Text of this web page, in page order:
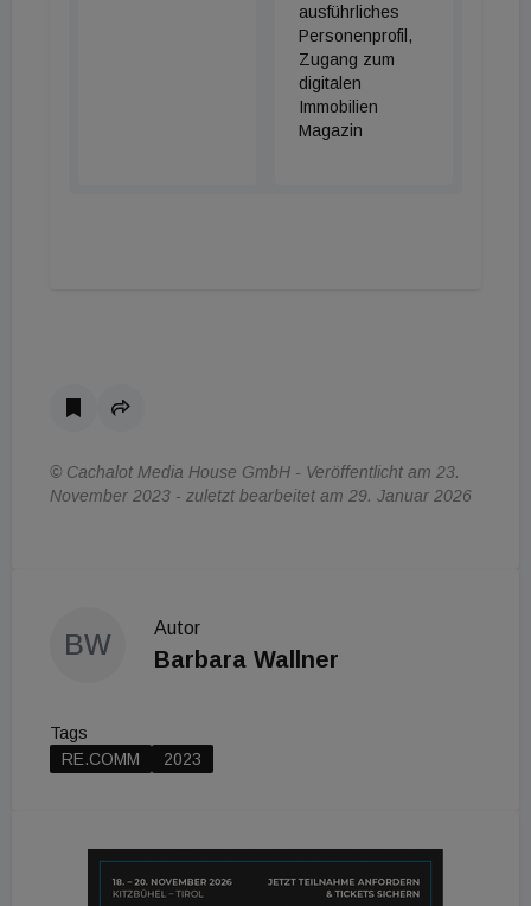
ausführliches
Personenprofil,
Zugang zum
digitalen
Immobilien
Magazin
© Cachalot Media House GmbH - Veröffentlicht am 23.
November 2023 - zuletzt bearbeitet am 29. Januar 2026
BW
Autor
Barbara Wallner
Tags
RE.COMM
2023